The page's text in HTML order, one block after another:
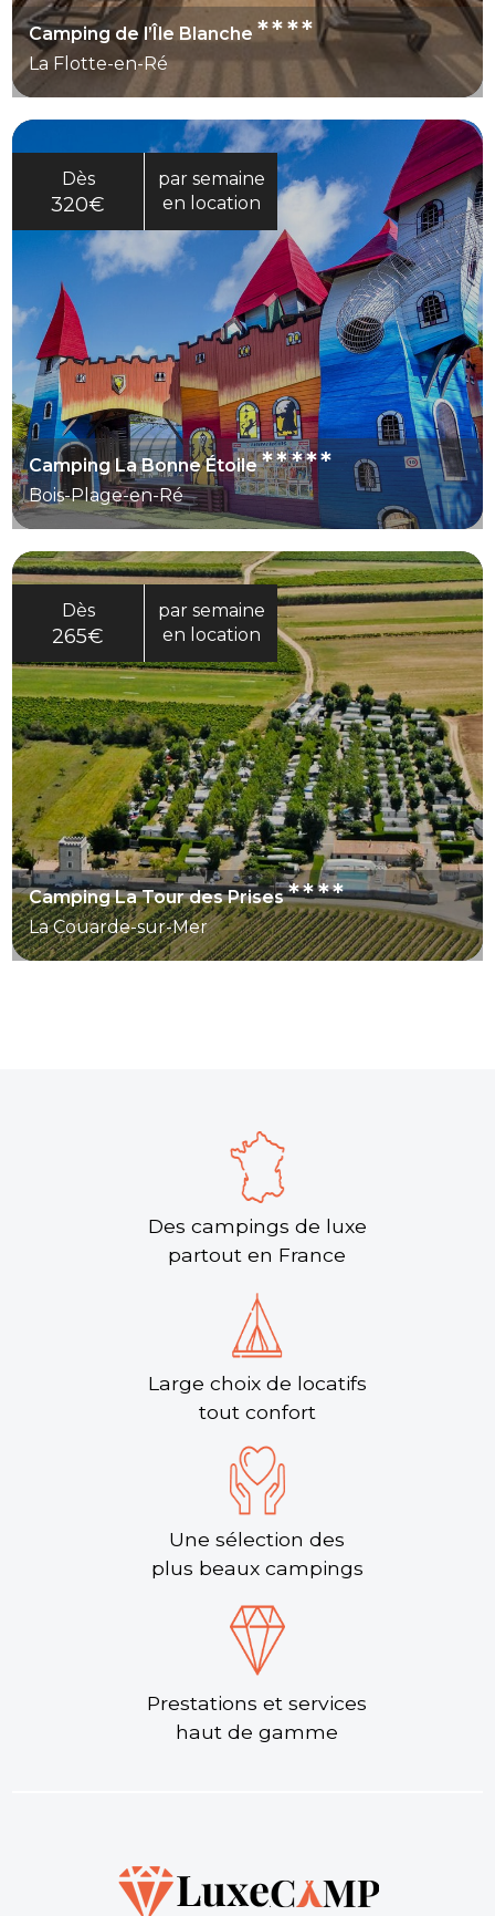
Camping de l’Île Blanche****
La Flotte-en-Ré
Dès
320€
par semaine
en location
Camping La Bonne Étoile*****
Bois-Plage-en-Ré
Dès
265€
par semaine
en location
Camping La Tour des Prises****
La Couarde-sur-Mer
Des campings de luxe
partout en France
Large choix de locatifs
tout confort
Une sélection des
plus beaux campings
Prestations et services
haut de gamme